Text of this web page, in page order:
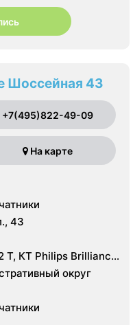
Шоссейная 43
+7(495)822-49-09
На карте
43
Т, КТ Philips Brilliance
округ